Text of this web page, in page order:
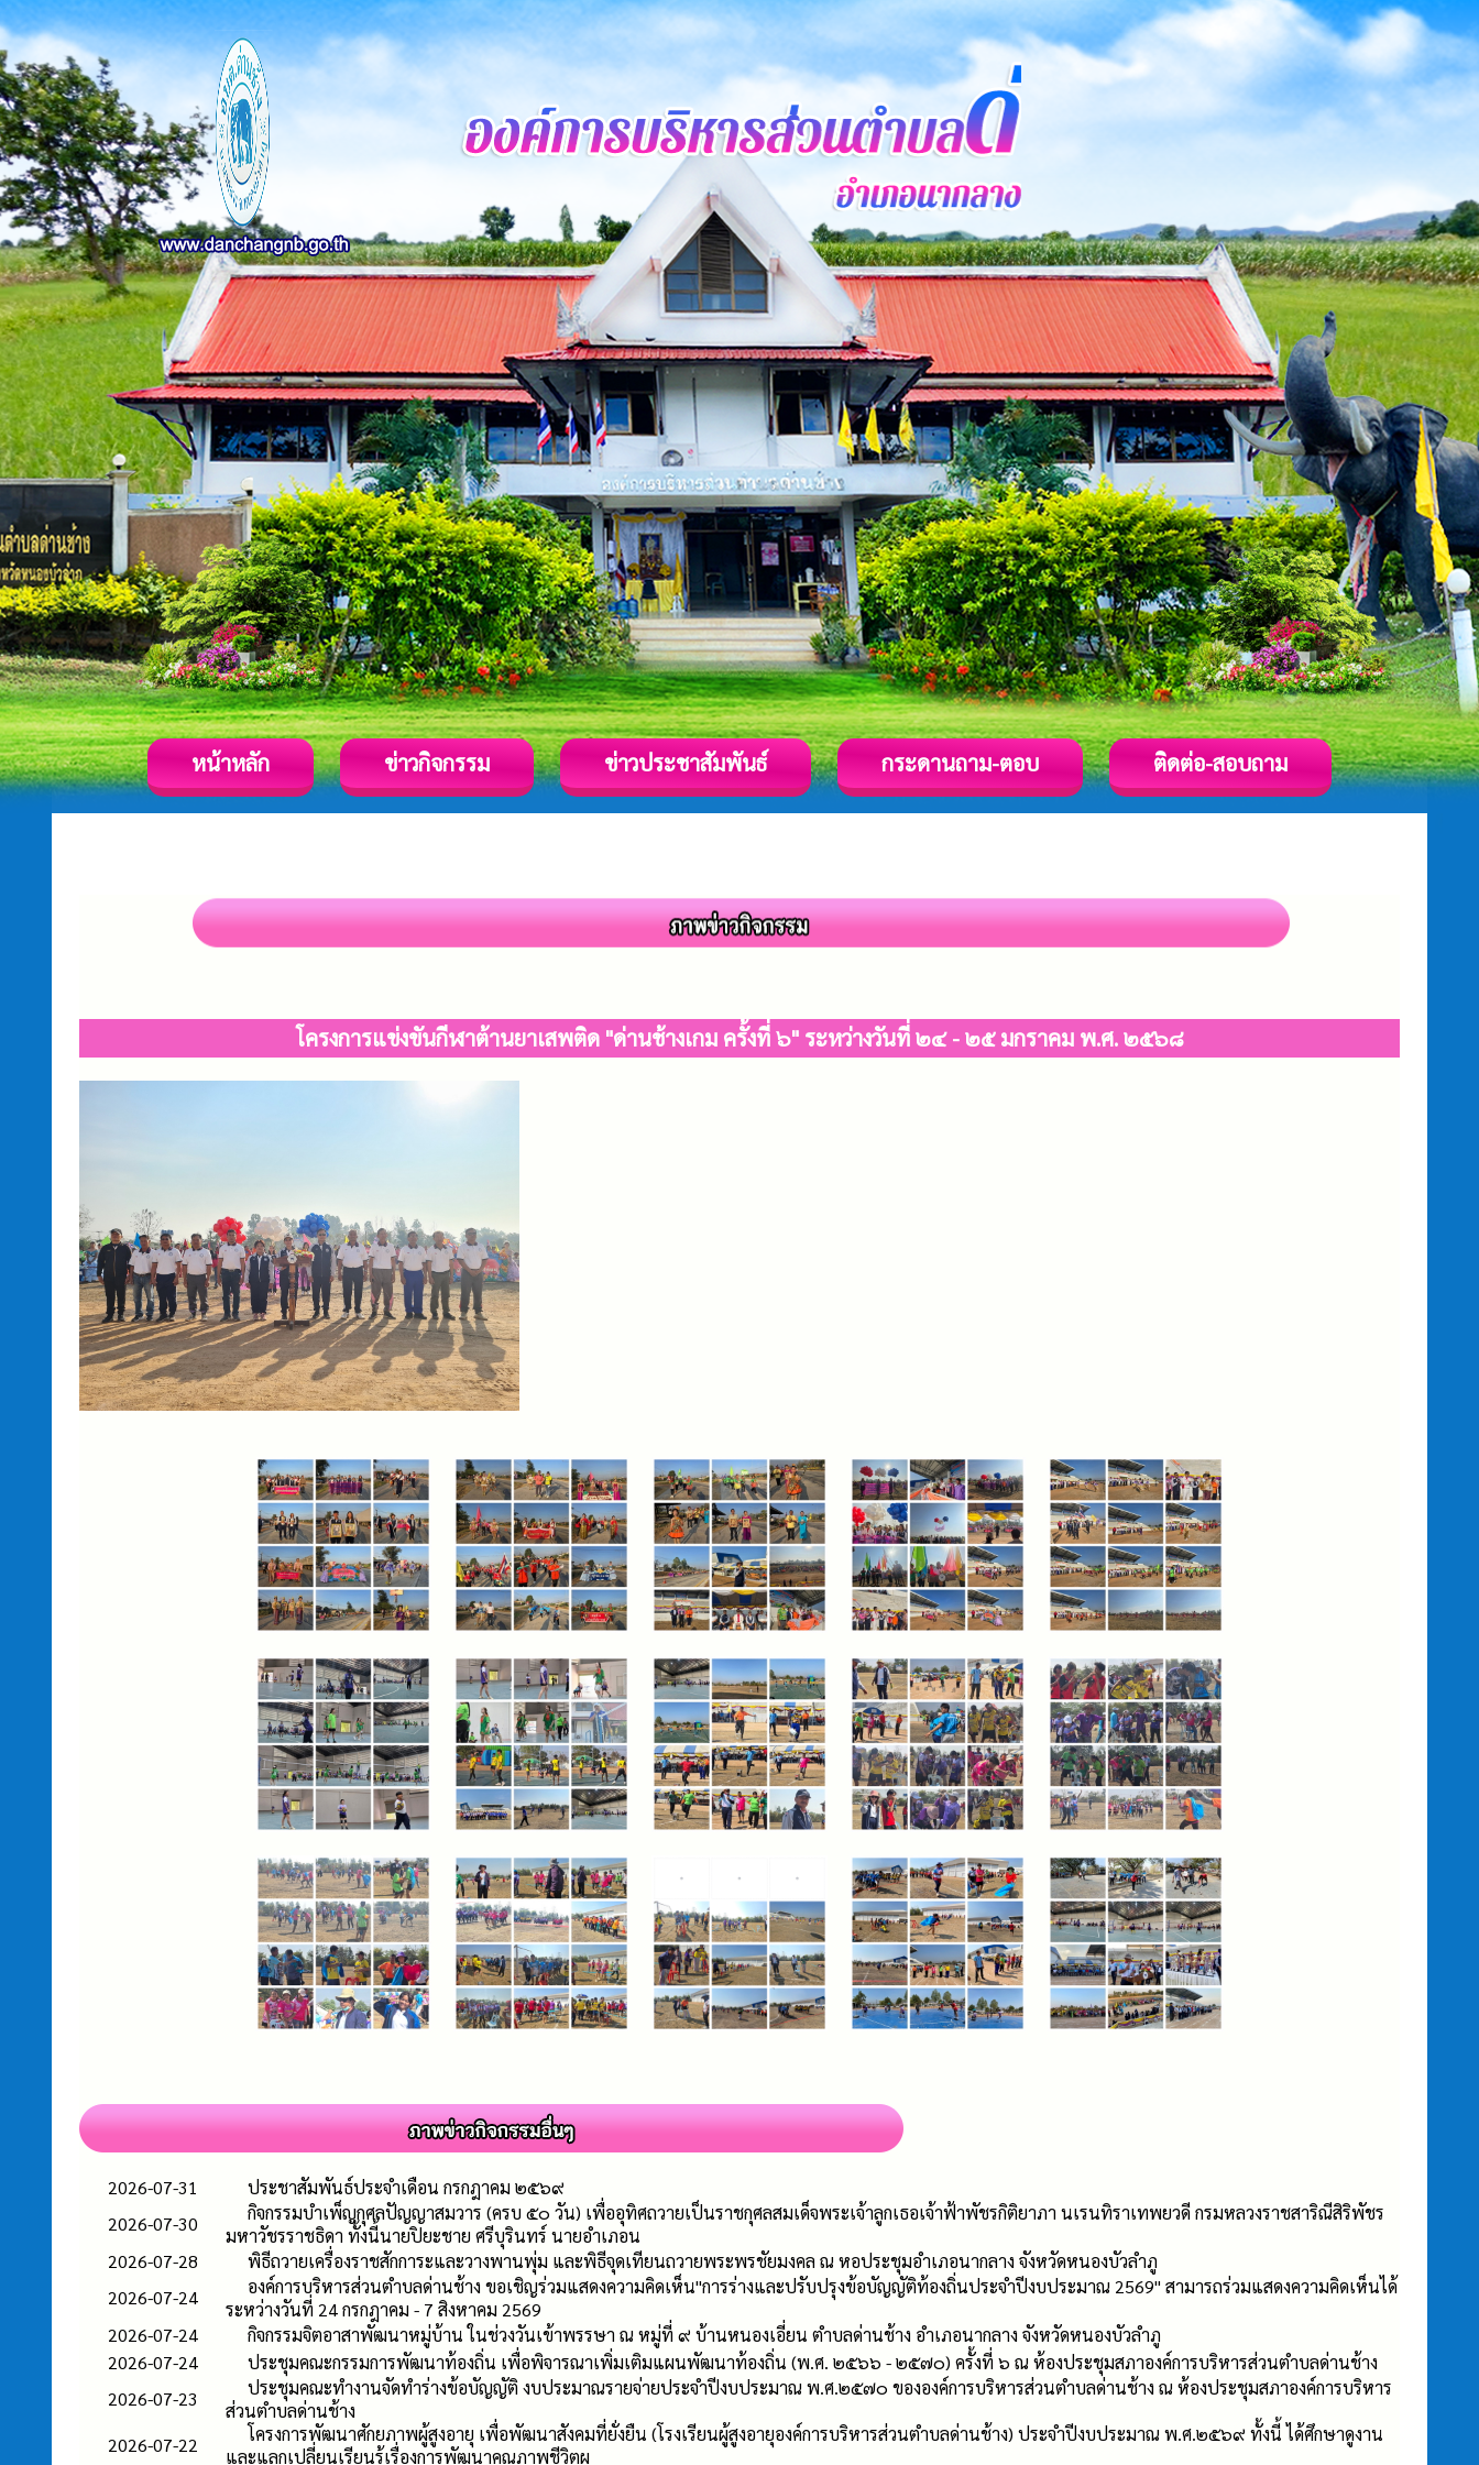
หน้าหลัก ข่าวกิจกรรม ข่าวประชาสัมพันธ์ กระดานถาม-ตอบ ติดต่อ-สอบถาม
โครงการแข่งขันกีฬาต้านยาเสพติด "ด่านช้างเกม ครั้งที่ ๖" ระหว่างวันที่ ๒๔ - ๒๕ มกราคม พ.ศ. ๒๕๖๘
2026-07-31
ประชาสัมพันธ์ประจำเดือน กรกฎาคม ๒๕๖๙
2026-07-30
กิจกรรมบำเพ็ญกุศลปัญญาสมวาร (ครบ ๕๐ วัน) เพื่ออุทิศถวายเป็นราชกุศลสมเด็จพระเจ้าลูกเธอเจ้าฟ้าพัชรกิติยาภา นเรนทิราเทพยวดี กรมหลวงราชสาริณีสิริพัชร
มหาวัชรราชธิดา ทั้งนี้นายปิยะชาย ศรีบุรินทร์ นายอำเภอน
2026-07-28
พิธีถวายเครื่องราชสักการะและวางพานพุ่ม และพิธีจุดเทียนถวายพระพรชัยมงคล ณ หอประชุมอำเภอนากลาง จังหวัดหนองบัวลำภู
2026-07-24
องค์การบริหารส่วนตำบลด่านช้าง ขอเชิญร่วมแสดงความคิดเห็น"การร่างและปรับปรุงข้อบัญญัติท้องถิ่นประจำปีงบประมาณ 2569" สามารถร่วมแสดงความคิดเห็นได้
ระหว่างวันที่ 24 กรกฎาคม - 7 สิงหาคม 2569
2026-07-24
กิจกรรมจิตอาสาพัฒนาหมู่บ้าน ในช่วงวันเข้าพรรษา ณ หมู่ที่ ๙ บ้านหนองเอี่ยน ตำบลด่านช้าง อำเภอนากลาง จังหวัดหนองบัวลำภู
2026-07-24
ประชุมคณะกรรมการพัฒนาท้องถิ่น เพื่อพิจารณาเพิ่มเติมแผนพัฒนาท้องถิ่น (พ.ศ. ๒๕๖๖ - ๒๕๗๐) ครั้งที่ ๖ ณ ห้องประชุมสภาองค์การบริหารส่วนตําบลด่านช้าง
2026-07-23
ประชุมคณะทำงานจัดทำร่างข้อบัญญัติ งบประมาณรายจ่ายประจำปีงบประมาณ พ.ศ.๒๕๗๐ ขององค์การบริหารส่วนตำบลด่านช้าง ณ ห้องประชุมสภาองค์การบริหาร
ส่วนตำบลด่านช้าง
2026-07-22
โครงการพัฒนาศักยภาพผู้สูงอายุ เพื่อพัฒนาสังคมที่ยั่งยืน (โรงเรียนผู้สูงอายุองค์การบริหารส่วนตำบลด่านช้าง) ประจำปีงบประมาณ พ.ศ.๒๕๖๙ ทั้งนี้ ได้ศึกษาดูงาน
และแลกเปลี่ยนเรียนรู้เรื่องการพัฒนาคุณภาพชีวิตผู